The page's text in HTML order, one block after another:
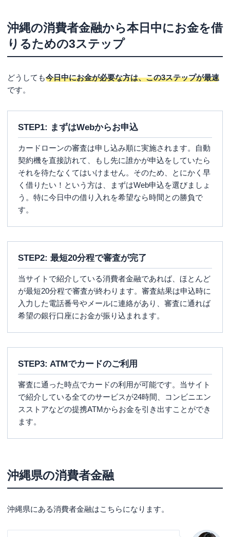
レイク
沖縄の消費者金融から本日中にお金を借
りるための3ステップ
どうしても今日中にお金が必要な方は、この3ステップが最速
です。
STEP1: まずはWebからお申込
カードローンの審査は申し込み順に実施されます。自動
契約機を直接訪れて、もし先に誰かが申込をしていたら
それを待たなくてはいけません。そのため、とにかく早
く借りたい！という方は、まずはWeb申込を選びましょ
う。特に今日中の借り入れを希望なら時間との勝負で
す。
STEP2: 最短20分程で審査が完了
当サイトで紹介している消費者金融であれば、ほとんど
が最短20分程で審査が終わります。審査結果は申込時に
入力した電話番号やメールに連絡があり、審査に通れば
希望の銀行口座にお金が振り込まれます。
STEP3: ATMでカードのご利用
審査に通った時点でカードの利用が可能です。当サイト
で紹介している全てのサービスが24時間、コンビニエン
スストアなどの提携ATMからお金を引き出すことができ
ます。
沖縄県の消費者金融
沖縄県にある消費者金融はこちらになります。